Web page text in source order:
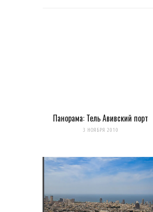
Сохранить моё имя, email и
Уведомлять меня о новых записях
Панорама: Тель Авивский порт
3 НОЯБРЯ 2010